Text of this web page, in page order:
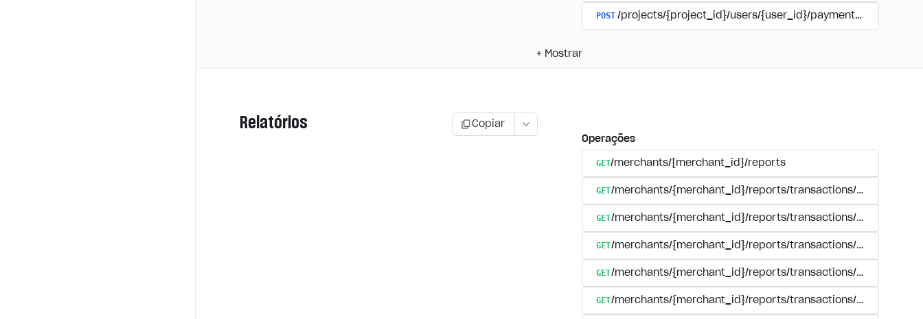
POST /projects/{project_id}/users/{user_id}/payments/{type}/
+ Mostrar
Relatórios
Copiar
Operações
GET/merchants/{merchant_id}/reports
GET/merchants/{merchant_id}/reports/transactions/
GET/merchants/{merchant_id}/reports/transactions/
GET/merchants/{merchant_id}/reports/transactions/
GET/merchants/{merchant_id}/reports/transactions/summary/
GET/merchants/{merchant_id}/reports/transactions/